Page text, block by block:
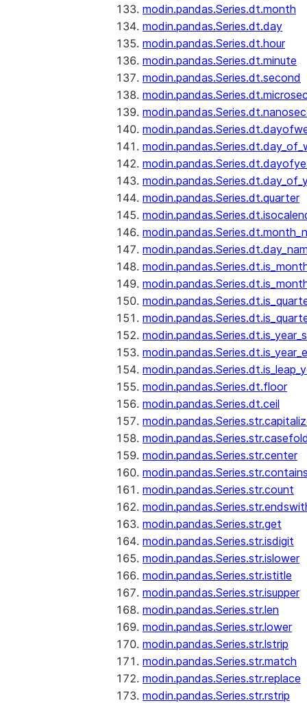
modin.pandas.Series.dt.month
modin.pandas.Series.dt.day
modin.pandas.Series.dt.hour
modin.pandas.Series.dt.minute
modin.pandas.Series.dt.second
modin.pandas.Series.dt.quarter
modin.pandas.Series.dt.floor
modin.pandas.Series.dt.ceil
modin.pandas.Series.str.center
modin.pandas.Series.str.count
modin.pandas.Series.str.get
modin.pandas.Series.str.isdigit
modin.pandas.Series.str.islower
modin.pandas.Series.str.istitle
modin.pandas.Series.str.isupper
modin.pandas.Series.str.len
modin.pandas.Series.str.lower
modin.pandas.Series.str.lstrip
modin.pandas.Series.str.match
modin.pandas.Series.str.replace
modin.pandas.Series.str.rstrip